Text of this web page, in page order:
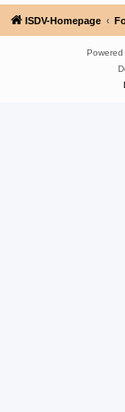
ISDV-Homepage
Powered